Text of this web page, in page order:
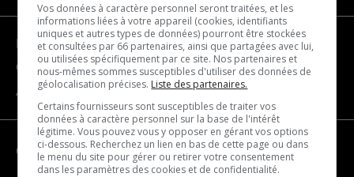
Become a partner
Contact us
About us
CATEGORIES
Vos données à caractère personnel seront traitées, et les
informations liées à votre appareil (cookies, identifiants
uniques et autres types de données) pourront être stockées
et consultées par 66 partenaires, ainsi que partagées avec lui,
ou utilisées spécifiquement par ce site. Nos partenaires et
nous-mêmes sommes susceptibles d'utiliser des données de
géolocalisation précises. Liste des partenaires.
Certains fournisseurs sont susceptibles de traiter vos
données à caractère personnel sur la base de l'intérêt
légitime. Vous pouvez vous y opposer en gérant vos options
ci-dessous. Recherchez un lien en bas de cette page ou dans
le menu du site pour gérer ou retirer votre consentement
dans les paramètres des cookies et de confidentialité.